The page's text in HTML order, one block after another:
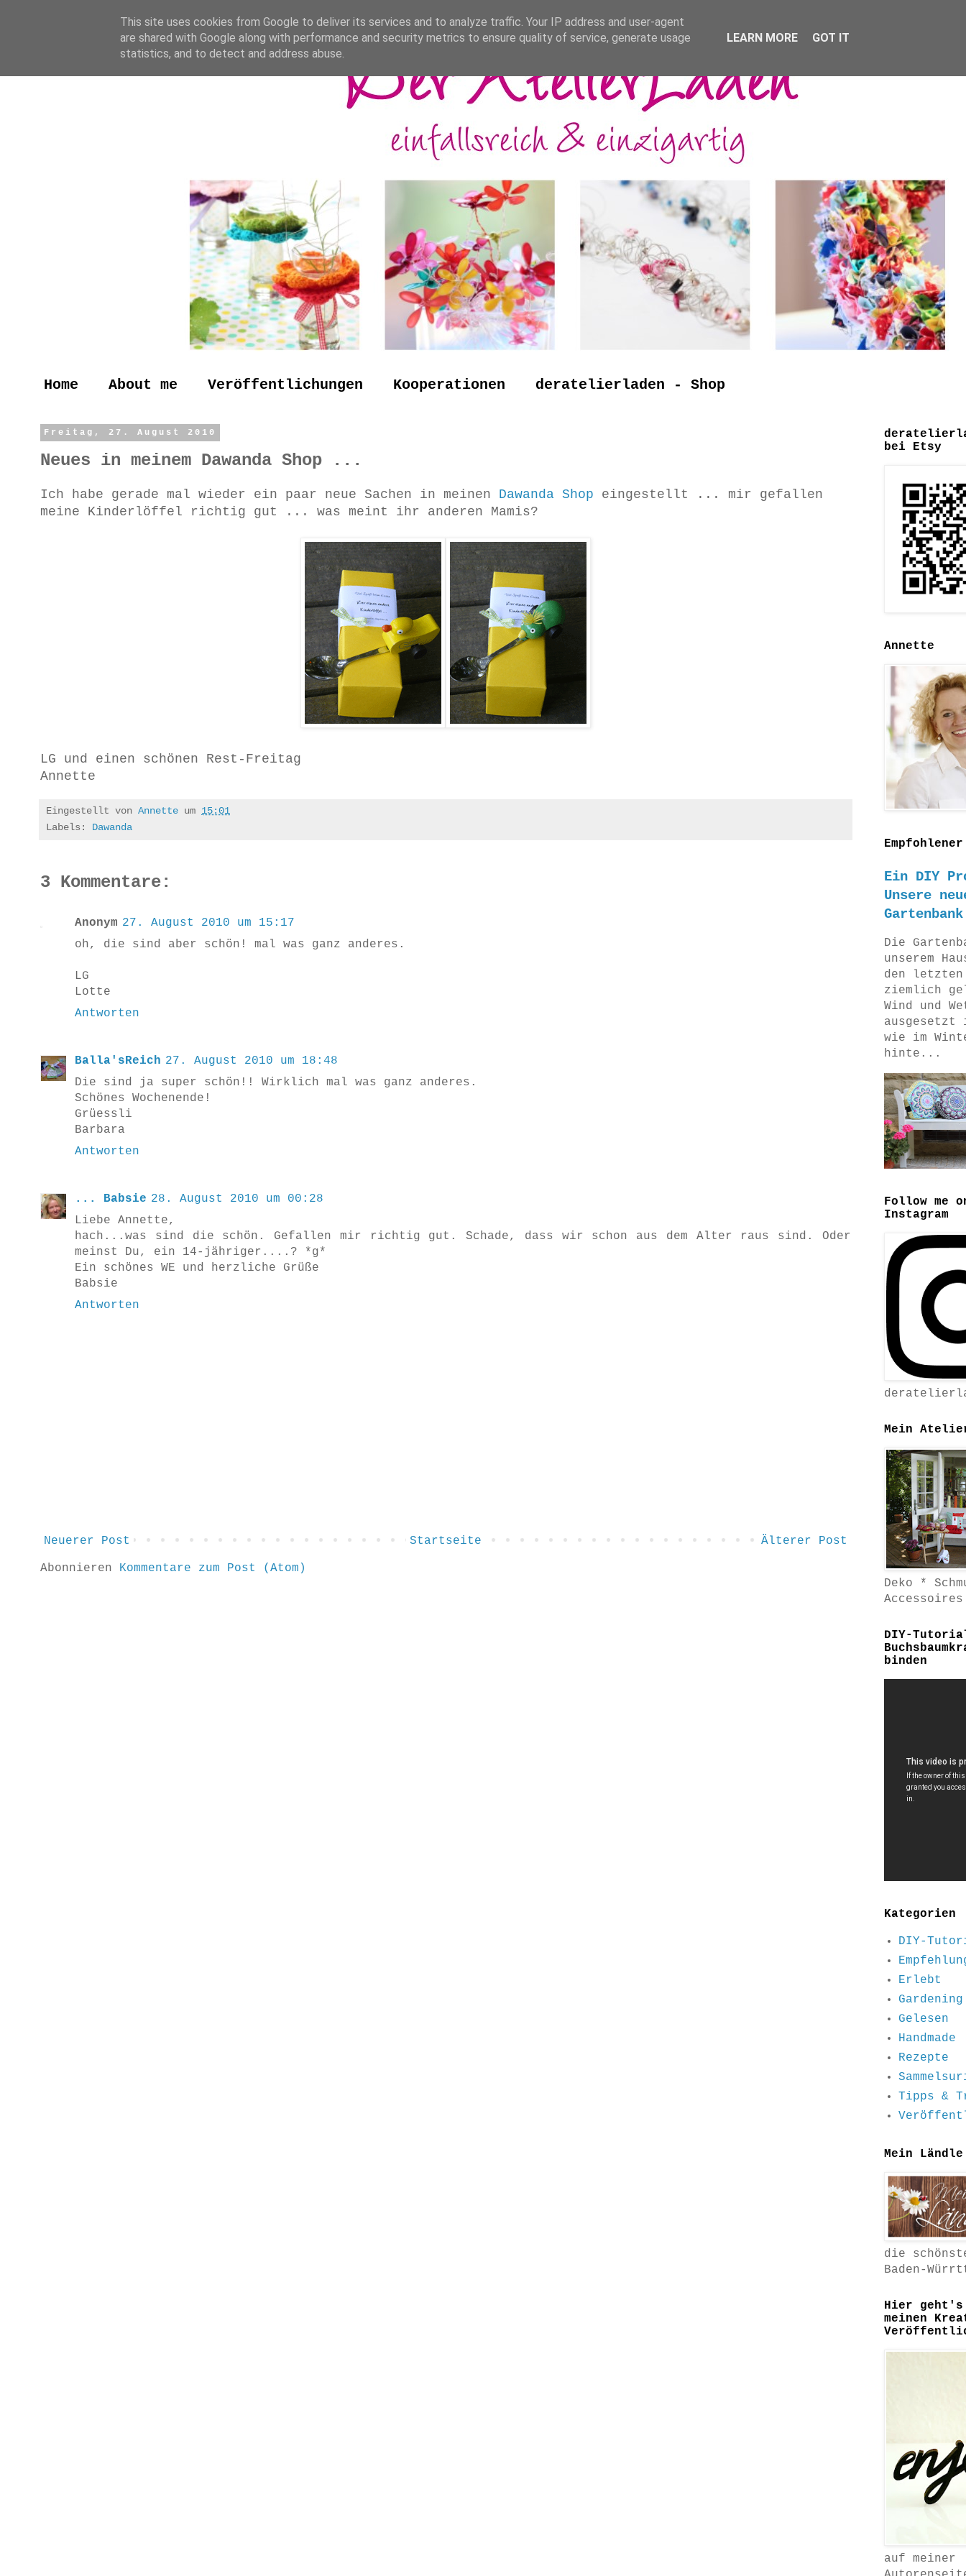
Home About me Veröffentlichungen Kooperationen deratelierladen - Shop
Freitag, 27. August 2010
Neues in meinem Dawanda Shop ...
Ich habe gerade mal wieder ein paar neue Sachen in meinen Dawanda Shop eingestellt ... mir gefallen
meine Kinderlöffel richtig gut ... was meint ihr anderen Mamis?
LG und einen schönen Rest-Freitag
Annette
Eingestellt von Annette um 15:01
Labels: Dawanda
3 Kommentare:
Anonym 27. August 2010 um 15:17
oh, die sind aber schön! mal was ganz anderes.
LG
Lotte
Antworten
Balla'sReich 27. August 2010 um 18:48
Die sind ja super schön!! Wirklich mal was ganz anderes.
Schönes Wochenende!
Grüessli
Barbara
Antworten
... Babsie 28. August 2010 um 00:28
Liebe Annette,
hach...was sind die schön. Gefallen mir richtig gut. Schade, dass wir schon aus dem Alter raus sind. Oder
meinst Du, ein 14-jähriger....? *g*
Ein schönes WE und herzliche Grüße
Babsie
Antworten
Neuerer Post Älterer Post
Startseite
Abonnieren Kommentare zum Post (Atom)
bei Etsy
Annette
Ein DIY
Unsere
Die
unserem
den letzten
ziemlich
Wind und
ausgesetzt
wie im
hinte...
Follow me
Instagram
Mein
Deko *
Accessoires
DIY-
binden
Kategorien
DIY-
Erlebt
Gardening
Gelesen
Handmade
Rezepte
Tipps &
Mein Ländle
die
Baden-
Hier geht's
meinen
auf meiner
This site uses cookies from Google to deliver its services and to analyze traffic. Your IP address and user-agent
are shared with Google along with performance and security metrics to ensure quality of service, generate usage
statistics, and to detect and address abuse.
LEARN MORE GOT IT